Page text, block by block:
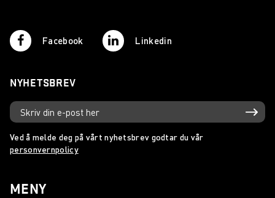
Facebook Linkedin
NYHETSBREV
Ved å melde deg på vårt nyhetsbrev godtar du vår
personvernpolicy
MENY